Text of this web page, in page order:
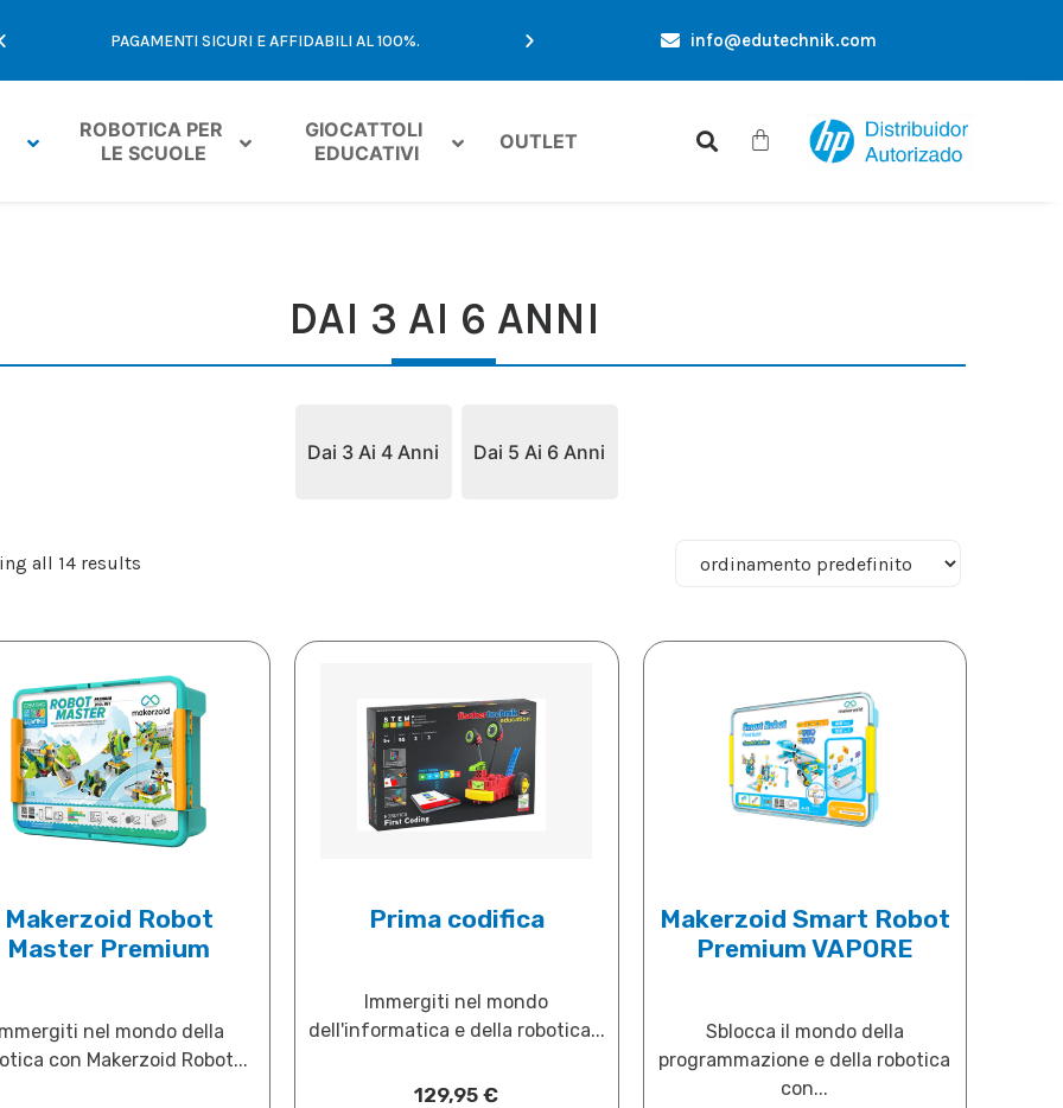
PAGAMENTI SICURI E AFFIDABILI AL 100%. OFFERTE ESCLUSIVE SOLO PER TE
info@edutechnik.com
ROBOTICA PER
LE SCUOLE
GIOCATTOLI
EDUCATIVI
OUTLET
DAI 3 AI 6 ANNI
Dai 3 Ai 4 Anni Dai 5 Ai 6 Anni
all 14 results
Makerzoid Robot
Master Premium
nel mondo della
con Makerzoid Robot...
Prima codifica
Immergiti nel mondo
dell'informatica e della robotica...
129,95€
Makerzoid Smart Robot
Premium VAPORE
Sblocca il mondo della
programmazione e della robotica
con...